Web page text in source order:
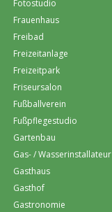
Fotostudio
Frauenhaus
Freibad
Freizeitanlage
Freizeitpark
Friseursalon
Fußballverein
Fußpflegestudio
Gartenbau
Gas- / Wasserinstallateur
Gasthaus
Gasthof
Gastronomie